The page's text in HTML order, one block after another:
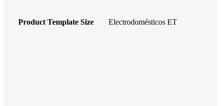
Product Template Size Electrodomésticos ET